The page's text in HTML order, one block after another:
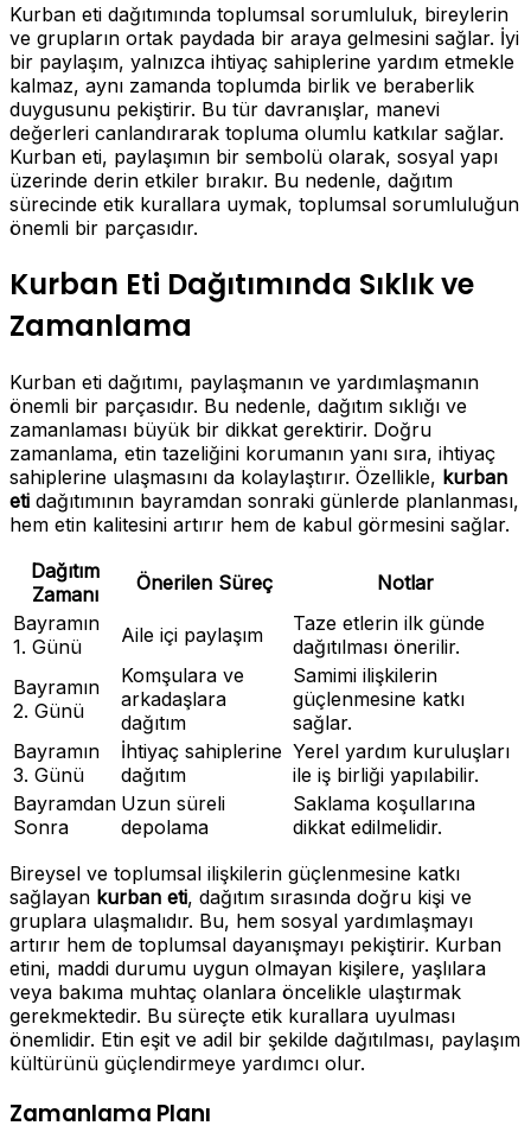
Kurban eti dağıtımında toplumsal sorumluluk, bireylerin
ve grupların ortak paydada bir araya gelmesini sağlar. İyi
bir paylaşım, yalnızca ihtiyaç sahiplerine yardım etmekle
kalmaz, aynı zamanda toplumda birlik ve beraberlik
duygusunu pekiştirir. Bu tür davranışlar, manevi
değerleri canlandırarak topluma olumlu katkılar sağlar.
Kurban eti, paylaşımın bir sembolü olarak, sosyal yapı
üzerinde derin etkiler bırakır. Bu nedenle, dağıtım
sürecinde etik kurallara uymak, toplumsal sorumluluğun
önemli bir parçasıdır.
Kurban Eti Dağıtımında Sıklık ve
Zamanlama
Kurban eti dağıtımı, paylaşmanın ve yardımlaşmanın
önemli bir parçasıdır. Bu nedenle, dağıtım sıklığı ve
zamanlaması büyük bir dikkat gerektirir. Doğru
zamanlama, etin tazeliğini korumanın yanı sıra, ihtiyaç
sahiplerine ulaşmasını da kolaylaştırır. Özellikle, kurban
eti dağıtımının bayramdan sonraki günlerde planlanması,
hem etin kalitesini artırır hem de kabul görmesini sağlar.
Dağıtım
Zamanı
Önerilen Süreç
Notlar
Bayramın
1. Günü
Aile içi paylaşım
Taze etlerin ilk günde
dağıtılması önerilir.
Bayramın
2. Günü
Komşulara ve
arkadaşlara
dağıtım
Samimi ilişkilerin
güçlenmesine katkı
sağlar.
Bayramın
3. Günü
İhtiyaç sahiplerine
dağıtım
Yerel yardım kuruluşları
ile iş birliği yapılabilir.
Bayramdan
Sonra
Uzun süreli
depolama
Saklama koşullarına
dikkat edilmelidir.
Bireysel ve toplumsal ilişkilerin güçlenmesine katkı
sağlayan kurban eti, dağıtım sırasında doğru kişi ve
gruplara ulaşmalıdır. Bu, hem sosyal yardımlaşmayı
artırır hem de toplumsal dayanışmayı pekiştirir. Kurban
etini, maddi durumu uygun olmayan kişilere, yaşlılara
veya bakıma muhtaç olanlara öncelikle ulaştırmak
gerekmektedir. Bu süreçte etik kurallara uyulması
önemlidir. Etin eşit ve adil bir şekilde dağıtılması, paylaşım
kültürünü güçlendirmeye yardımcı olur.
Zamanlama Planı